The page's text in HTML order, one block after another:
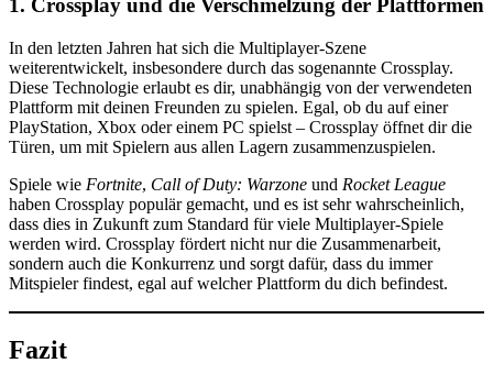
1. Crossplay und die Verschmelzung der Plattformen
In den letzten Jahren hat sich die Multiplayer-Szene
weiterentwickelt, insbesondere durch das sogenannte Crossplay.
Diese Technologie erlaubt es dir, unabhängig von der verwendeten
Plattform mit deinen Freunden zu spielen. Egal, ob du auf einer
PlayStation, Xbox oder einem PC spielst – Crossplay öffnet dir die
Türen, um mit Spielern aus allen Lagern zusammenzuspielen.
Spiele wie Fortnite, Call of Duty: Warzone und Rocket League
haben Crossplay populär gemacht, und es ist sehr wahrscheinlich,
dass dies in Zukunft zum Standard für viele Multiplayer-Spiele
werden wird. Crossplay fördert nicht nur die Zusammenarbeit,
sondern auch die Konkurrenz und sorgt dafür, dass du immer
Mitspieler findest, egal auf welcher Plattform du dich befindest.
Fazit